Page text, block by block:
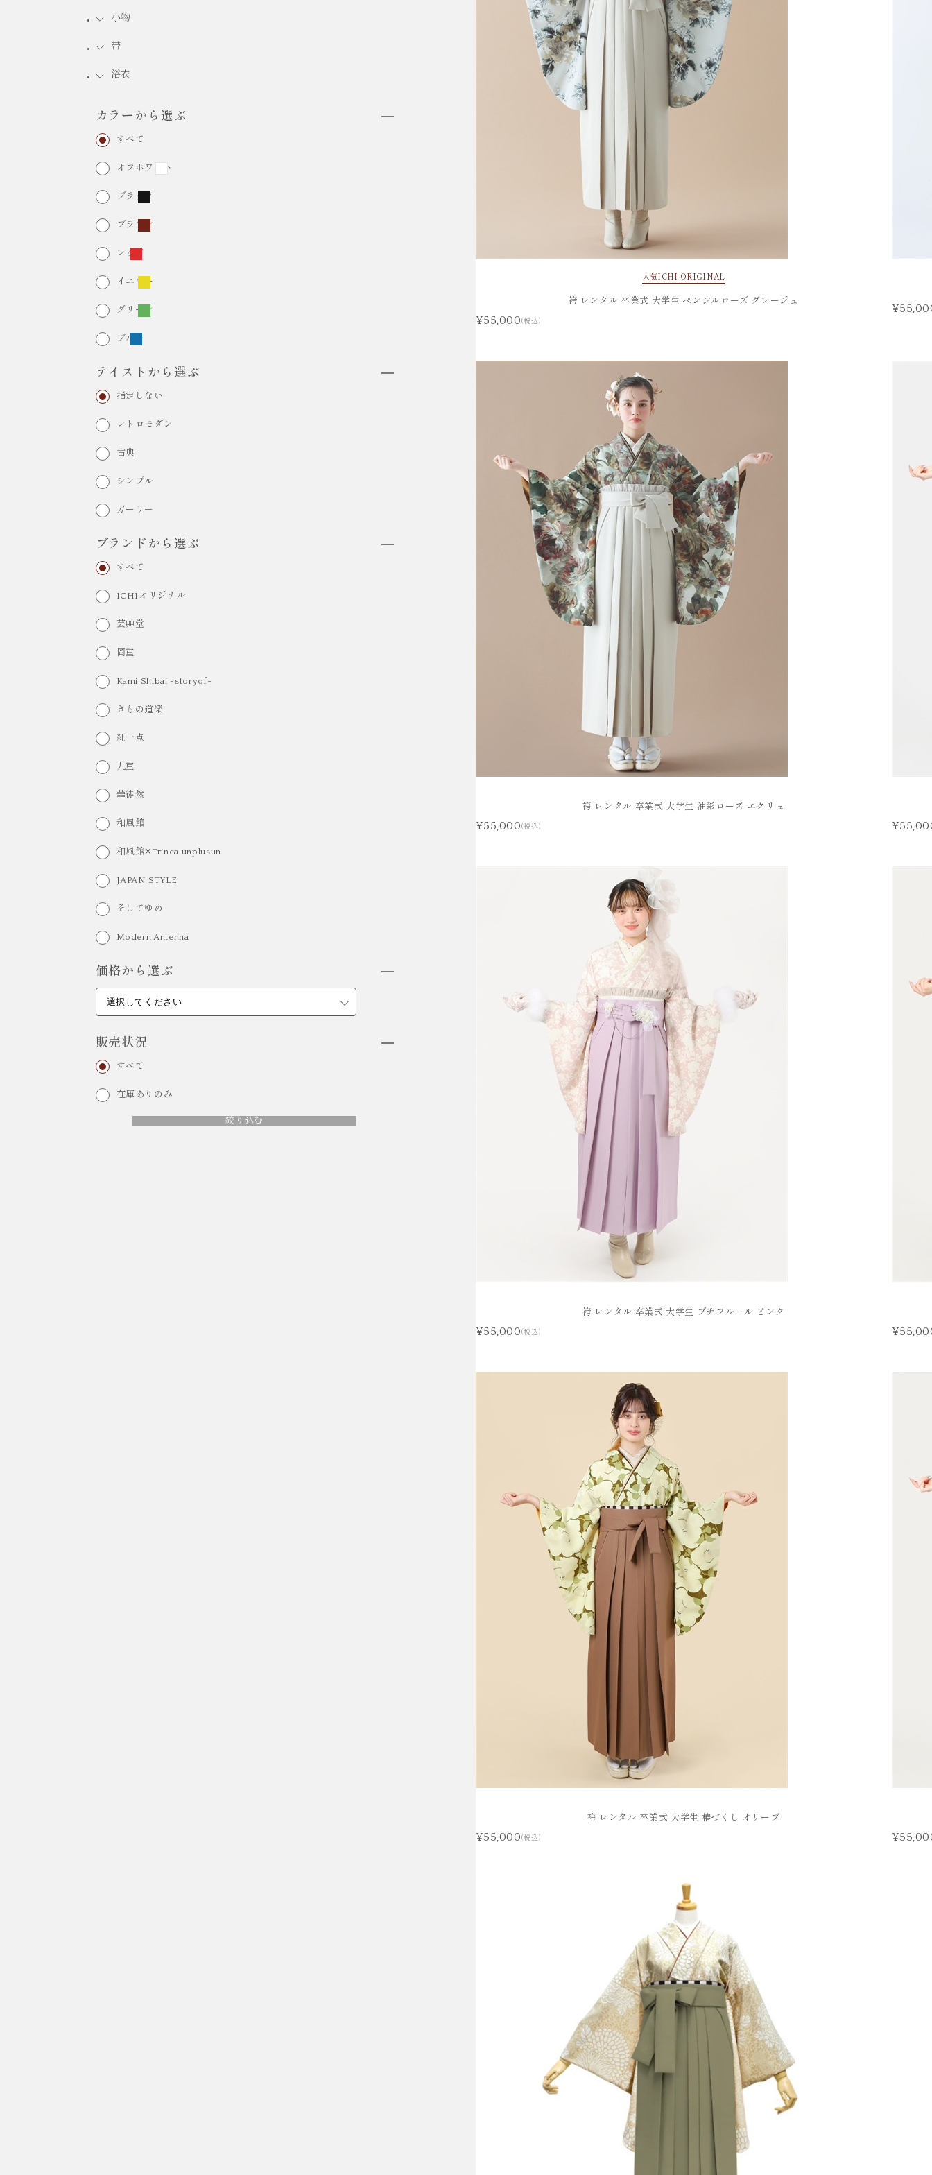
HAKAMA RENTAL
小物
帯
浴衣
カラーから選ぶ
すべて
オフホワイト
ブラック
ブラウン
レッド
イエロー
グリーン
ブルー
テイストから選ぶ
指定しない
レトロモダン
古典
シンプル
ガーリー
ブランドから選ぶ
すべて
ICHIオリジナル
芸艸堂
岡重
Kami Shibai -storyof-
きもの道楽
紅一点
九重
華徒然
和風館
和風館✕Trinca unplusun
JAPAN STYLE
そしてゆめ
Modern Antenna
価格から選ぶ
販売状況
すべて
在庫ありのみ
絞り込む
人気ICHI ORIGINAL
袴 レンタル 卒業式 大学生 ペンシルローズ グレージュ
¥55,000(税込)
袴 レンタル 卒業式 大学生 油彩ローズ エクリュ
¥55,000(税込)
袴 レンタル 卒業式 大学生 プチフルール ピンク
¥55,000(税込)
袴 レンタル 卒業式 大学生 椿づくし オリーブ
¥55,000(税込)